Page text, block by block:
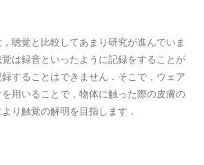
聴覚と比較してあまり研究が進んでいま
は録音といったように記録をすることが
することはできません．そこで，ウェア
用いることで，物体に触った際の皮膚の
り触覚の解明を目指します．